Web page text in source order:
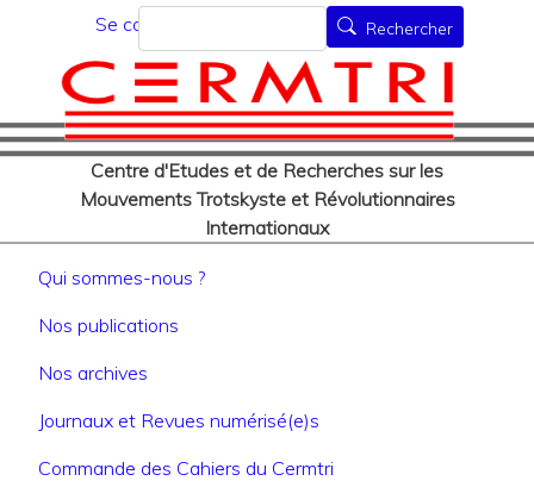
au
contenu
principal
Menu du compte de
Se connecter
Centre d'Etudes et de Recherches sur les
Mouvements Trotskyste et Révolutionnaires
Internationaux
Rechercher Rechercher
Navigation principale
Qui sommes-nous ?
Nos publications
Nos archives
Journaux et Revues numérisé(e)s
Commande des Cahiers du Cermtri